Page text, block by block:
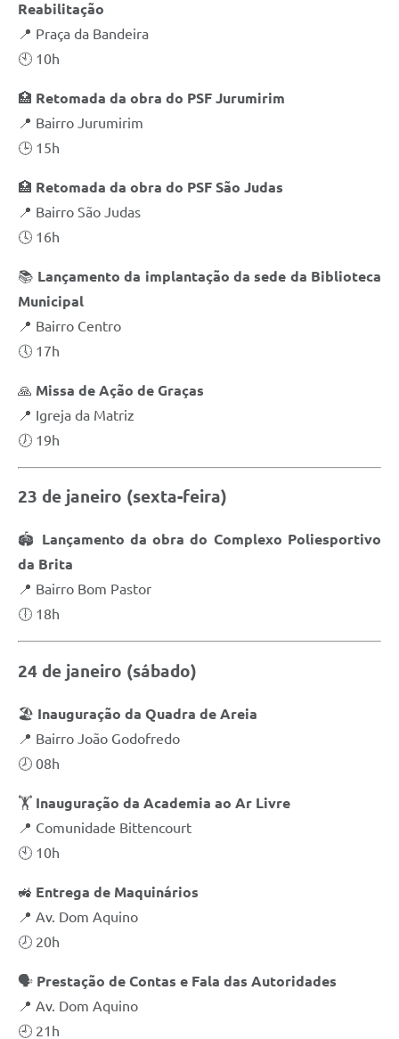
Reabilitação
📍 Praça da Bandeira
🕙 10h
🏥 Retomada da obra do PSF Jurumirim
📍 Bairro Jurumirim
🕒 15h
🏥 Retomada da obra do PSF São Judas
📍 Bairro São Judas
🕓 16h
📚 Lançamento da implantação da sede da Biblioteca
Municipal
📍 Bairro Centro
🕔 17h
🙏 Missa de Ação de Graças
📍 Igreja da Matriz
🕖 19h
23 de janeiro (sexta-feira)
🏟️ Lançamento da obra do Complexo Poliesportivo
da Brita
📍 Bairro Bom Pastor
🕕 18h
24 de janeiro (sábado)
🏖️ Inauguração da Quadra de Areia
📍 Bairro João Godofredo
🕗 08h
🏋️ Inauguração da Academia ao Ar Livre
📍 Comunidade Bittencourt
🕙 10h
🚜 Entrega de Maquinários
📍 Av. Dom Aquino
🕗 20h
🗣️ Prestação de Contas e Fala das Autoridades
📍 Av. Dom Aquino
🕘 21h